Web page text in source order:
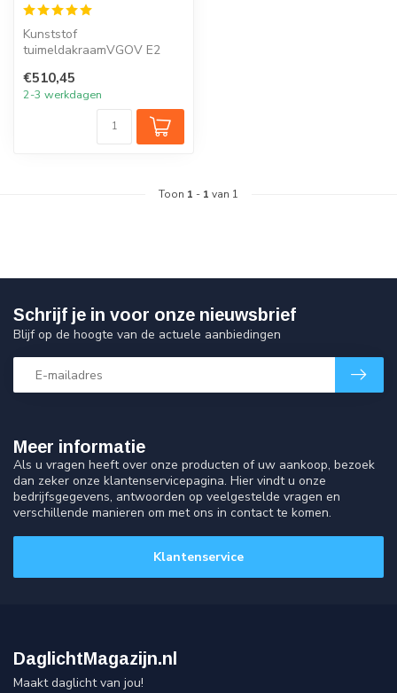
Kunststof
tuimeldakraamVGOV E2
ventilatie. U waarde
dakraa...
€510,45
2-3 werkdagen
Toon 1 - 1 van 1
Meer informatie
Als u vragen heeft over onze producten of uw aankoop, bezoek
dan zeker onze klantenservicepagina. Hier vindt u onze
bedrijfsgegevens, antwoorden op veelgestelde vragen en
verschillende manieren om met ons in contact te komen.
Klantenservice
Schrijf je in voor onze nieuwsbrief
Blijf op de hoogte van de actuele aanbiedingen
DaglichtMagazijn.nl
Maakt daglicht van jou!